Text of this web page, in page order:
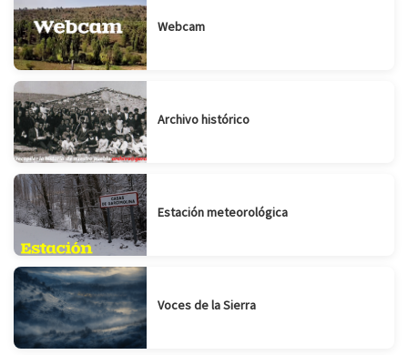
Webcam
Archivo histórico
Estación meteorológica
Voces de la Sierra